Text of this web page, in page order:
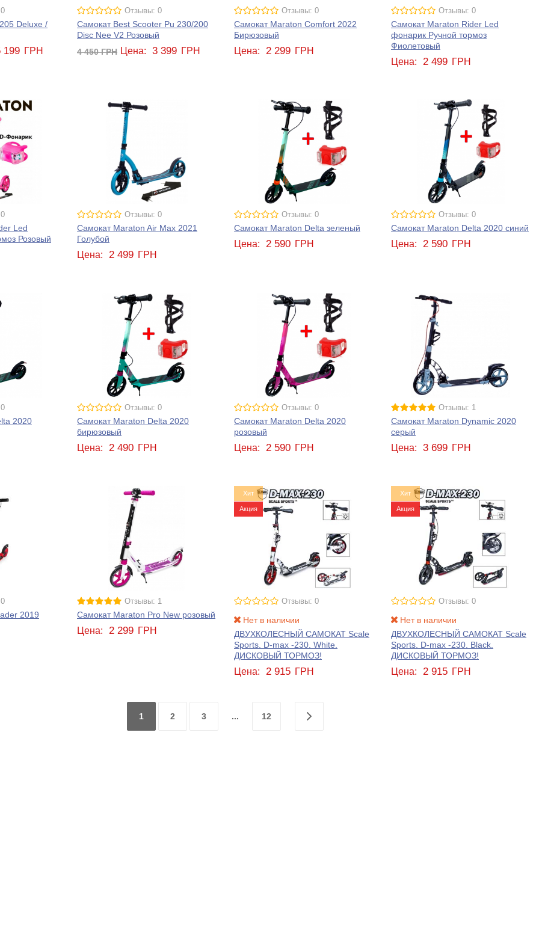
Deluxe /
199 ГРН
Отзывы: 0
Самокат Best Scooter Pu 230/200
Disc Nee V2 Розовый
4 450ГРН Цена: 3 399 ГРН
Отзывы: 0
Самокат Maraton Comfort 2022
Бирюзовый
Цена: 2 299 ГРН
Отзывы: 0
Самокат Maraton Rider Led
фонарик Ручной тормоз
Фиолетовый
Цена: 2 499 ГРН
Led
Розовый
Отзывы: 0
Самокат Maraton Air Max 2021
Голубой
Цена: 2 499 ГРН
Отзывы: 0
Самокат Maraton Delta зеленый
Цена: 2 590 ГРН
Отзывы: 0
Самокат Maraton Delta 2020 синий
Цена: 2 590 ГРН
2020
Отзывы: 0
Самокат Maraton Delta 2020
бирюзовый
Цена: 2 490 ГРН
Отзывы: 0
Самокат Maraton Delta 2020
розовый
Цена: 2 590 ГРН
Отзывы: 1
Самокат Maraton Dynamic 2020
серый
Цена: 3 699 ГРН
2019
Отзывы: 1
Самокат Maraton Pro New розовый
Цена: 2 299 ГРН
Хит
Акция
Отзывы: 0
Нет в наличии
ДВУХКОЛЕСНЫЙ САМОКАТ Scale
Sports. D-max -230. White.
ДИСКОВЫЙ ТОРМОЗ!
Цена: 2 915 ГРН
Хит
Акция
Отзывы: 0
Нет в наличии
ДВУХКОЛЕСНЫЙ САМОКАТ Scale
Sports. D-max -230. Black.
ДИСКОВЫЙ ТОРМОЗ!
Цена: 2 915 ГРН
1 2 3 ... 12